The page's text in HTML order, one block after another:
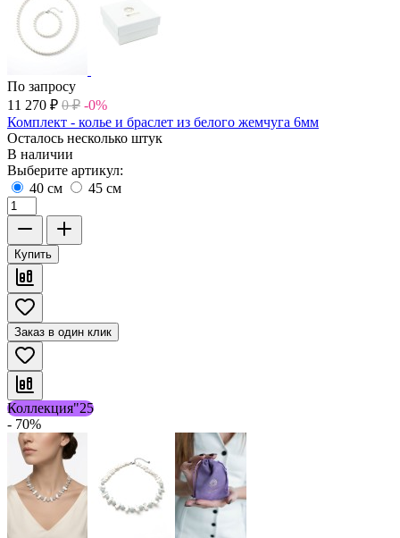
По запросу
11 270 ₽ 0 ₽ -0%
Комплект - колье и браслет из белого жемчуга 6мм
Осталось несколько штук
В наличии
Выберите артикул:
40 см
45 см
Купить
Заказ в один клик
Коллекция"25
- 70%